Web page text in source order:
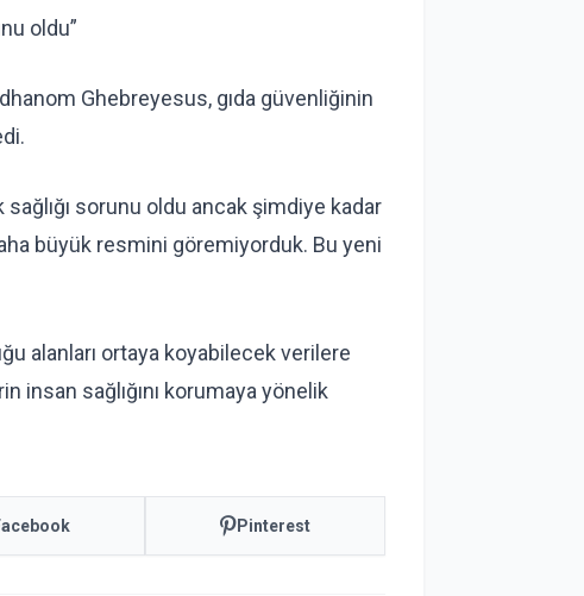
oldu”
Ghebreyesus, gıda güvenliğinin
sorunu oldu ancak şimdiye kadar
büyük resmini göremiyorduk. Bu yeni
alanları ortaya koyabilecek verilere
sağlığını korumaya yönelik
Pinterest